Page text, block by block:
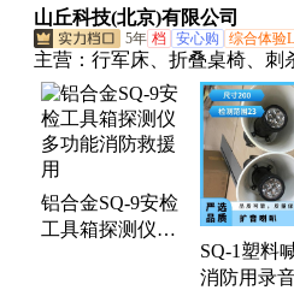
山丘科技(北京)有限公司
5年 档 安心购 综合体验
主营： 行军床、折叠桌椅、刺
箱、防弹衣、防弹头盔、反
盔、给养单元、排爆服、防爆
铝合金SQ-9安检
工具箱探测仪多
SQ-1塑料
消防用录